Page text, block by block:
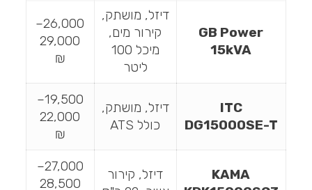
GB Power
15kVA
דיזל, מושתק,
קירור מים,
מיכל 100
ליטר
26,000–
29,000
₪
ITC
DG15000SE-T
דיזל, מושתק,
כולל ATS
19,500–
22,000
₪
KAMA
דיזל, קירור
27,000–
28,500